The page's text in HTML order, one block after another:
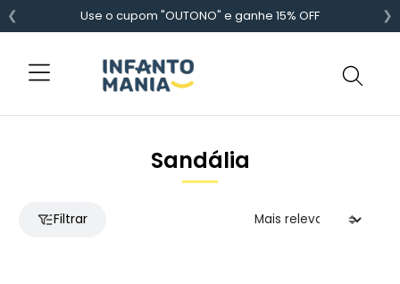
Use o cupom "OUTONO" e ganhe 15% OFF
❮ ❯
Sandália
Filtrar